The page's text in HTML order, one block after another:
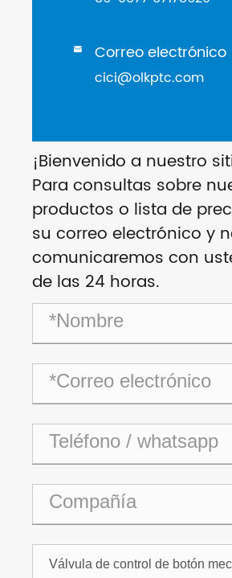
 Correo electrónico
cici@olkptc.com
¡Bienvenido a nuestro
Para consultas sobre
productos o lista de
su correo electrónico y
comunicaremos con
de las 24 horas.